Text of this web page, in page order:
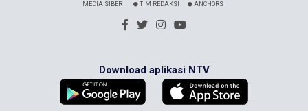
MEDIA SIBER TIM REDAKSI ANCHORS
Download aplikasi NTV